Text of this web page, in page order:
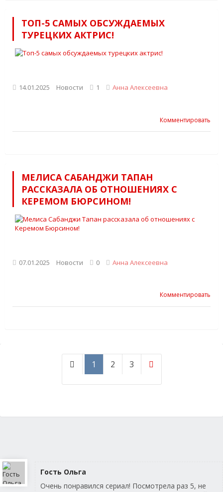
ТОП-5 САМЫХ ОБСУЖДАЕМЫХ
ТУРЕЦКИХ АКТРИС!
14.01.2025 Новости 1 Анна Алексеевна
Комментировать
МЕЛИСА САБАНДЖИ ТАПАН
РАССКАЗАЛА ОБ ОТНОШЕНИЯХ С
КЕРЕМОМ БЮРСИНОМ!
07.01.2025 Новости 0 Анна Алексеевна
Комментировать
1 2 3
Гость Ольга
Очень понравился сериал! Посмотрела раз 5, не